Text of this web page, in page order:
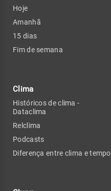
Hoje
Amanhã
15 dias
Fim de semana
Clima
Históricos de clima -
Dataclima
Relclima
Podcasts
Diferença entre clima e tempo